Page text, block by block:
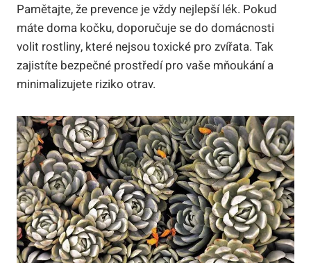
Pamětajte, že prevence je vždy nejlepší lék. Pokud
máte doma kočku, doporučuje se do domácnosti
volit rostliny, které nejsou toxické pro zvířata. Tak
zajistíte bezpečné prostředí pro vaše mňoukání a
minimalizujete riziko otrav.